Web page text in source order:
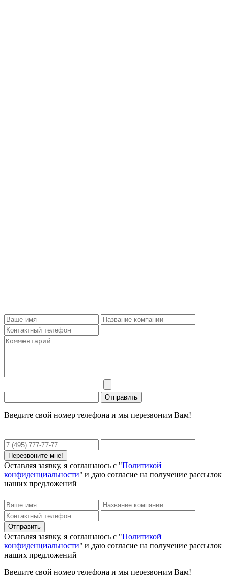
Введите свой номер телефона и мы перезвоним Вам!
Оставляя заявку, я соглашаюсь с "Политикой
конфиденциальности" и даю согласие на получение рассылок
наших предложений
Оставляя заявку, я соглашаюсь с "Политикой
конфиденциальности" и даю согласие на получение рассылок
наших предложений
Введите свой номер телефона и мы перезвоним Вам!